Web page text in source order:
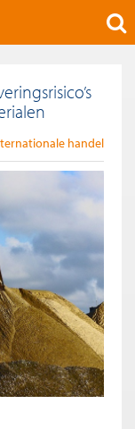
handel